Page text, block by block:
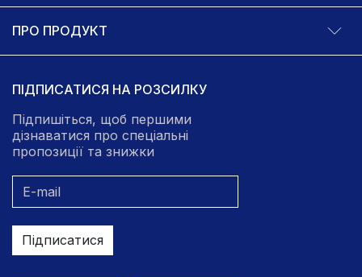
ПРО ПРОДУКТ
ПІДПИСАТИСЯ НА РОЗСИЛКУ
Підпишіться, щоб першими
дізнаватися про спеціальні
пропозиції та знижки
Підписатися